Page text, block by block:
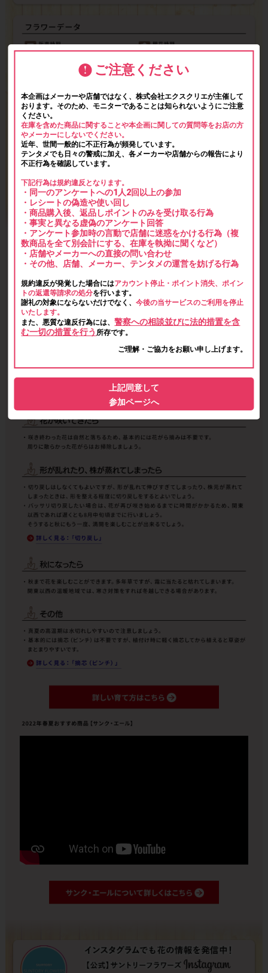
ご注意ください
本企画はメーカーや店舗ではなく、株式会社エクスクリエが主催して
おります。そのため、モニターであることは知られないようにご注意
ください。
在庫を含めた商品に関することや本企画に関しての質問等をお店の方
やメーカーにしないでください。
近年、世間一般的に不正行為が頻発しています。
テンタメでも日々の警戒に加え、各メーカーや店舗からの報告により
不正行為を確認しています。
下記行為は規約違反となります。
・同一のアンケートへの1人2回以上の参加
・レシートの偽造や使い回し
・商品購入後、返品しポイントのみを受け取る行為
・事実と異なる虚偽のアンケート回答
・アンケート参加時の言動で店舗に迷惑をかける行為（複
数商品を全て別会計にする、在庫を執拗に聞くなど）
・店舗やメーカーへの直接の問い合わせ
・その他、店舗、メーカー、テンタメの運営を妨げる行為
規約違反が発覚した場合にはアカウント停止・ポイント消失、ポイン
トの返還等請求の処分を行います。
謝礼の対象にならないだけでなく、今後の当サービスのご利用を停止
いたします。
また、悪質な違反行為には、警察への相談並びに法的措置を含
む一切の措置を行う 所存です。
ご理解・ご協力をお願い申し上げます。
上記同意して
参加ページへ